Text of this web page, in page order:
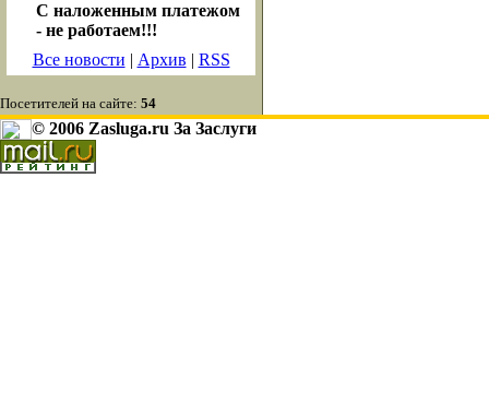
С наложенным платежом
- не работаем!!!
Все новости | Архив | RSS
Посетителей на сайте: 54
© 2006 Zasluga.ru За Заслуги